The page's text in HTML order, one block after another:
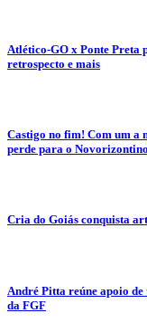
Atlético-GO x Ponte Preta
retrospecto e mais
Castigo no fim! Com um a
perde para o Novorizontino
Cria do Goiás conquista
André Pitta reúne apoio
da FGF